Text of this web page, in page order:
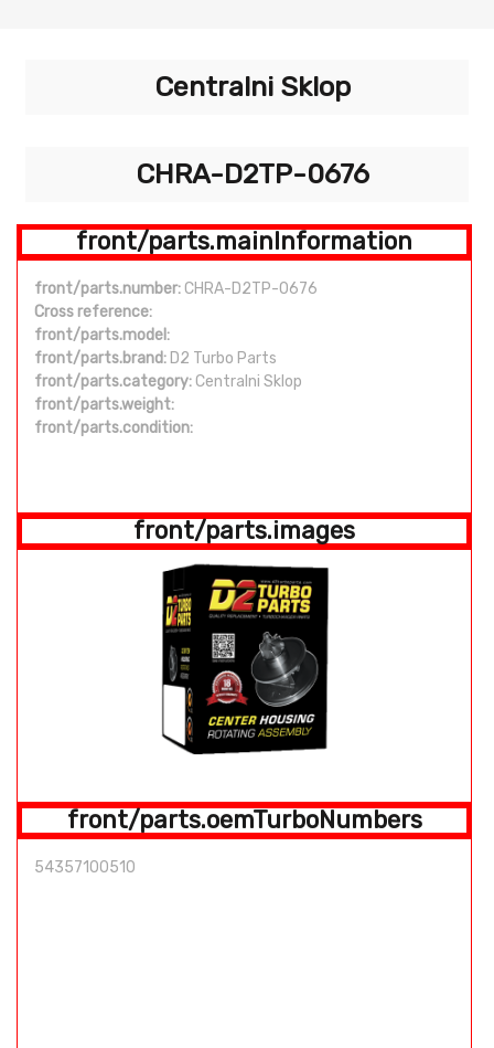
Centralni Sklop
CHRA-D2TP-0676
front/parts.mainInformation
front/parts.number: CHRA-D2TP-0676
Cross reference:
front/parts.model:
front/parts.brand: D2 Turbo Parts
front/parts.category: Centralni Sklop
front/parts.weight:
front/parts.condition:
front/parts.images
front/parts.oemTurboNumbers
54357100510